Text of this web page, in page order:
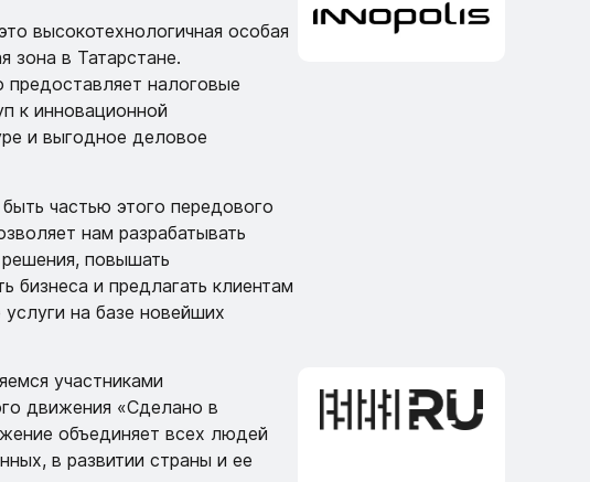
высокотехнологичная особая
зона в Татарстане.
предоставляет налоговые
к инновационной
и выгодное деловое
частью этого передового
нам разрабатывать
повышать
бизнеса и предлагать клиентам
услуги на базе новейших
участниками
движения «Сделано в
объединяет всех людей
в развитии страны и ее